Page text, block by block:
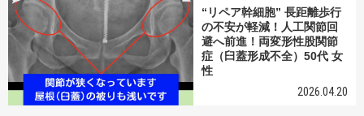
“リペア幹細胞” 長距離歩行
の不安が軽減！人工関節回
避へ前進！両変形性股関節
症（臼蓋形成不全）50代 女
性
2026.04.20